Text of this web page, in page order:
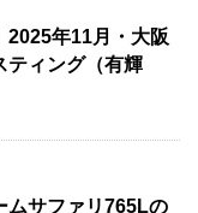
2025年11月・大阪
ティング（有輝
ムサファリ765Lの